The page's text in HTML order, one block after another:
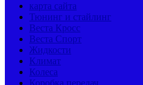
карта сайта
Тюнинг и стайлинг
Веста Кросс
Веста Спорт
Жидкости
Климат
Колеса
Коробка передач